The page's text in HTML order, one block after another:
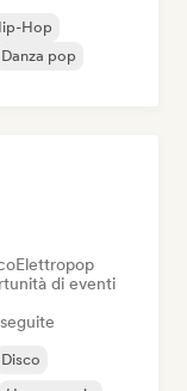
Hop
Danza pop
Elettropop
di eventi
Disco